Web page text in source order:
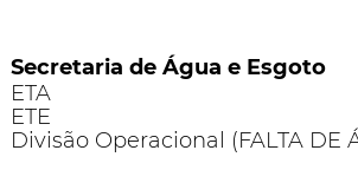
Secretaria de Água e Esgoto
ETA
ETE
Divisão Operacional (FALTA DE